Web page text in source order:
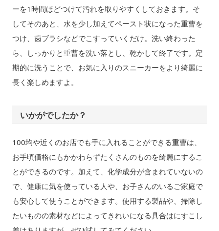
ーを1時間ほどつけて汚れを取りやすくしておきます。そ
してそのあと、水を少し加えてペースト状になった重曹を
つけ、歯ブラシなどでこすっていくだけ。洗い終わった
ら、しっかりと重曹を洗い落とし、乾かして終了です。定
期的に洗うことで、お気に入りのスニーカーをより綺麗に
長く楽しめますよ。
いかがでしたか？
100均や近くのお店でも手に入れることができる重曹は、
お手頃価格にもかかわらずたくさんのものを綺麗にするこ
とができるのです。加えて、化学成分が含まれていないの
で、健康に気を使っている人や、お子さんのいるご家庭で
も安心して使うことができます。使用する製品や、掃除し
たいものの素材などによってきれいになる具合はにすこし